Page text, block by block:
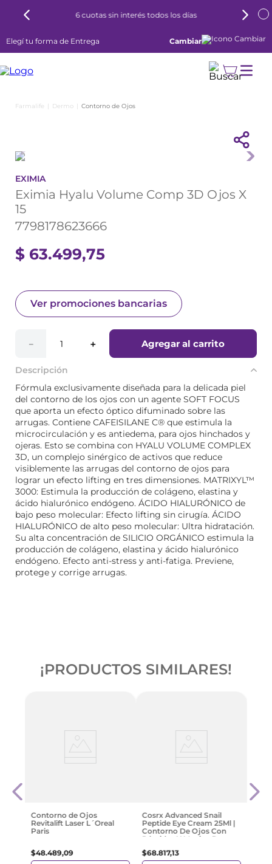
6 cuotas sin interés todos los días
Elegí tu forma de Entrega Cambiar
Dermo Contorno de Ojos
EXIMIA
Eximia Hyalu Volume Comp 3D Ojos X
15
7798178623666
$ 63.499,75
Ver promociones bancarias
＋
－ Agregar al carrito
Descripción
Fórmula exclusivamente diseñada para la delicada piel
del contorno de los ojos con un agente SOFT FOCUS
que aporta un efecto óptico difuminado sobre las
arrugas. Contiene CAFEISILANE C® que estimula la
microcirculación y es antiedema, para ojos hinchados y
ojeras. Esto se combina con HYALU VOLUME COMPLEX
3D, un complejo sinérgico de activos que reduce
visiblemente las arrugas del contorno de ojos para
lograr un efecto lifting en tres dimensiones. MATRIXYL™
3000: Estimula la producción de colágeno, elastina y
ácido hialurónico endógeno. ÁCIDO HIALURÓNICO de
bajo peso molecular: Efecto lifting sin cirugía. ÁCIDO
HIALURÓNICO de alto peso molecular: Ultra hidratación.
Su alta concentración de SILICIO ORGÁNICO estimula la
producción de colágeno, elastina y ácido hialurónico
endógeno. Efecto anti-stress y anti-fatiga. Previene,
protege y corrige arrugas.
¡PRODUCTOS SIMILARES!
Contorno de Ojos
Revitalift Laser L´Oreal
Paris
$48.489,09
Cosrx Advanced Snail
Peptide Eye Cream 25Ml |
Contorno De Ojos Con
Péptidos Y Mucina De
$68.817,13